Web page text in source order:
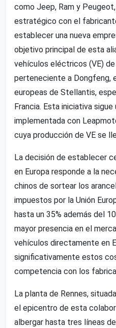
como Jeep, Ram y
estratégico con el
establecer una nueva
objetivo principal de esta
vehículos eléctricos (VE) de
perteneciente a Dongfeng,
europeas de Stellantis,
Francia. Esta iniciativa
implementada con
cuya producción de VE se
La decisión de establecer
en Europa responde a la
chinos de sortear los
impuestos por la Unión
hasta un 35% además del
mayor presencia en el
vehículos directamente en
significativamente estos
competencia con los
La planta de Rennes,
el epicentro de esta
albergar hasta tres líneas